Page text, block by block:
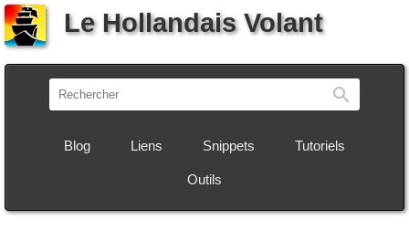
Le Hollandais Volant
Blog Liens Snippets Tutoriels
Outils